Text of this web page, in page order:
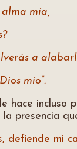
mía,
a
mío”.
hace
presencia
defiende mi